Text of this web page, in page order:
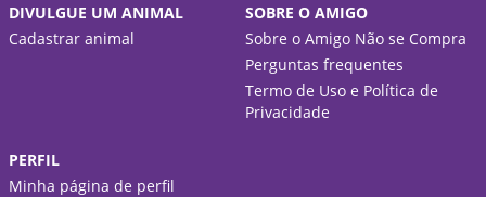
DIVULGUE UM ANIMAL
Cadastrar animal
SOBRE O AMIGO
Sobre o Amigo Não se Compra
Perguntas frequentes
Termo de Uso e Política de
Privacidade
PERFIL
Minha página de perfil